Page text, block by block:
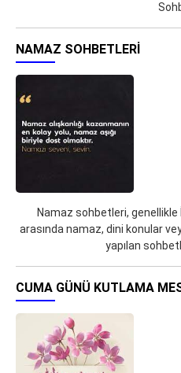
NAMAZ SOHBETLERI
Namaz sohbetleri,
arasında namaz, dini konular
yapılan
CUMA GÜNÜ KUTLAMA